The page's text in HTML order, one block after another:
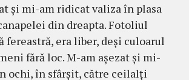
şi mi-am ridicat va­liza în plasa
din dreapta. Fotoliul
fereastră, era liber, deşi culoarul
fără loc. M-am aşezat şi mi-
ochi, în sfârşit, că­tre ceilalţi